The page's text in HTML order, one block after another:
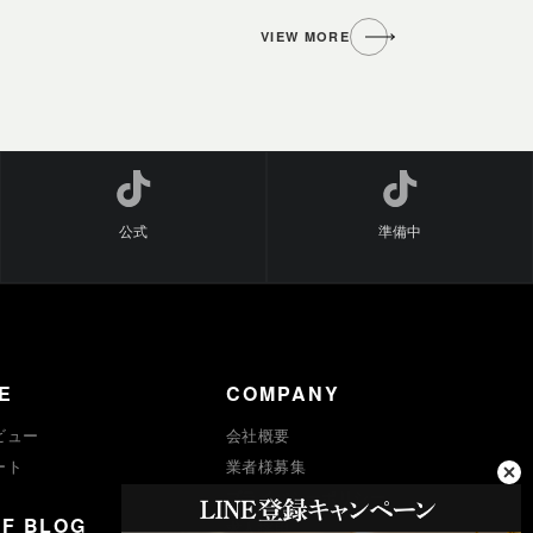
VIEW MORE
公式 準備中
ュー
ト
BLOG
COMPANY
会社概要
業者様募集
プライバシーポリシー
求人採用